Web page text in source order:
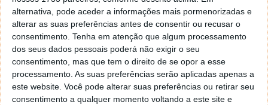
alternativa, pode aceder a informações mais pormenorizadas e
alterar as suas preferências antes de consentir ou recusar o
consentimento. Tenha em atenção que algum processamento
dos seus dados pessoais poderá não exigir o seu
consentimento, mas que tem o direito de se opor a esse
processamento. As suas preferências serão aplicadas apenas a
este website. Você pode alterar suas preferências ou retirar seu
consentimento a qualquer momento voltando a este site e
Vítor M.
7 de Novembro de 2005 às 11:21
@Rui
Tens de encontrar o que te falei. Faz da seguinte maneira,
janela iniciar e no topo dessa janela com o botão direito do
rato faz propriedades. Depois no separador Menu ‘Iniciar’
clica no botão ‘Personalizar’ aí encontrarás no separador
geral a opção para escolheres o Browser com que queres